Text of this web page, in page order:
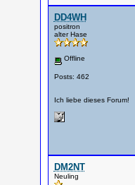
DD4WH
positron
alter Hase
Offline
Posts: 462
Ich liebe dieses Forum!
DM2NT
Neuling